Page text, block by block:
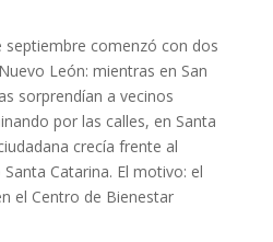
septiembre comenzó con dos
León: mientras en San
sorprendían a vecinos
por las calles, en Santa
crecía frente al
Catarina. El motivo: el
el Centro de Bienestar